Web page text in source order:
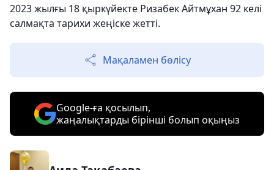
2023 жылғы 18 қыркүйекте Ризабек Айтмұхан 92 келі
салмақта тарихи жеңіске жетті.
Мақаламен бөлісу
Google-ға қосылып,
жаңалықтарды бірінші болып оқыңыз